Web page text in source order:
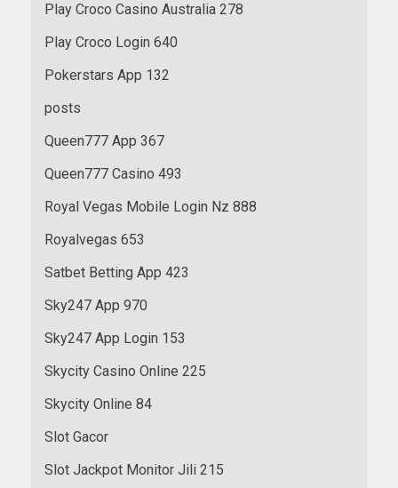
Play Croco Casino Australia 278
Play Croco Login 640
Pokerstars App 132
posts
Queen777 App 367
Queen777 Casino 493
Royal Vegas Mobile Login Nz 888
Royalvegas 653
Satbet Betting App 423
Sky247 App 970
Sky247 App Login 153
Skycity Casino Online 225
Skycity Online 84
Slot Gacor
Slot Jackpot Monitor Jili 215